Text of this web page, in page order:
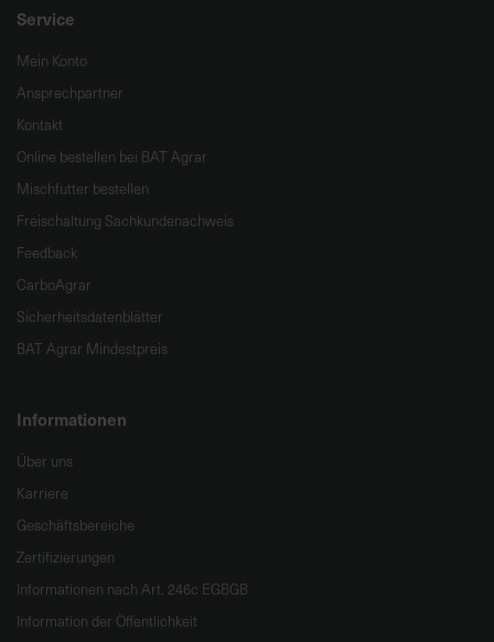
Service
Mein Konto
Ansprechpartner
Kontakt
Online bestellen bei BAT Agrar
Mischfutter bestellen
Freischaltung Sachkundenachweis
Feedback
CarboAgrar
Sicherheitsdatenblätter
BAT Agrar Mindestpreis
Informationen
Über uns
Karriere
Geschäftsbereiche
Zertifizierungen
Informationen nach Art. 246c EGBGB
Information der Öffentlichkeit